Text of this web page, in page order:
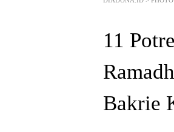
11
Bakrie